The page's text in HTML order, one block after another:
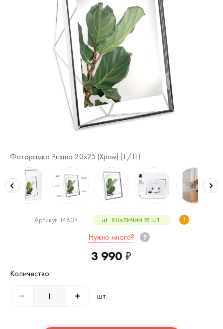
Фоторамка Prisma 20х25 (Хром) (1 /11)
Артикул 14804 В НАЛИЧИИ:25 ШТ.
Нужно много?
3 990 ₽
Количество
шт.